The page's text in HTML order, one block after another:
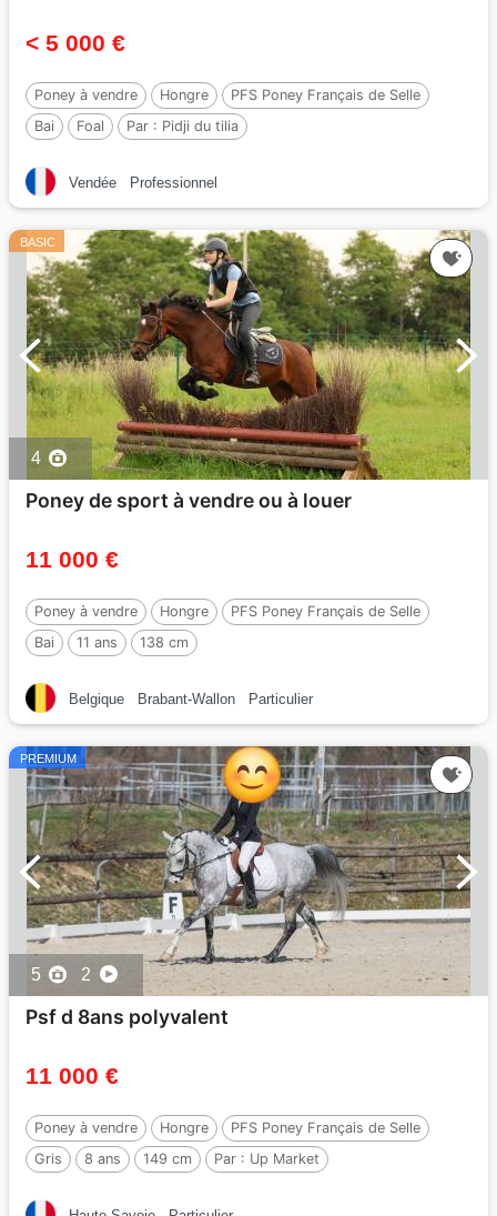
< 5 000 €
Poney à vendre Hongre
PFS Poney Français de Selle
Bai
Foal Par : Pidji du tilia
Vendée Professionnel
BASIC
4
Poney de sport à vendre ou à louer
11 000 €
Poney à vendre Hongre
PFS Poney Français de Selle
Bai
11 ans 138 cm
Belgique Brabant-Wallon Particulier
PREMIUM
5 2
Psf d 8ans polyvalent
11 000 €
Poney à vendre Hongre
PFS Poney Français de Selle
Gris
8 ans 149 cm Par : Up Market